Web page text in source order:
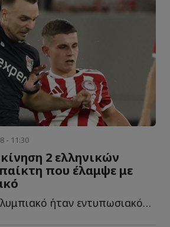
- 11:30
2 ελληνικών
που έλαμψε με
Κόντρα στον Ολυμπιακό ήταν εντυπωσιακός και ήδη δύο ε...